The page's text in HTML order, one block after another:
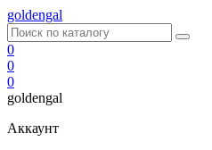
goldengal
0
0
0
goldengal
Аккаунт